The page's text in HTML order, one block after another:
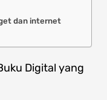
dan internet
Digital yang